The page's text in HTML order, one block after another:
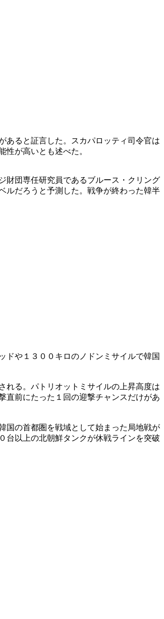
あると証言した。スカパロッティ司令官は
性が高いとも述べた。
財団専任研究員であるブルース・クリング
ルだろうと予測した。戦争が終わった韓半
ドや１３００キロのノドンミサイルで韓国
れる。パトリオットミサイルの上昇高度は
直前にたった１回の迎撃チャンスだけがあ
国の首都圏を戦域として始まった局地戦が
台以上の北朝鮮タンクが休戦ラインを突破